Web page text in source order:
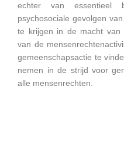
echter van
psychosociale gevolgen
te krijgen in de macht van
van de
gemeenschapsactie te
nemen in de strijd voor
alle mensenrechten.